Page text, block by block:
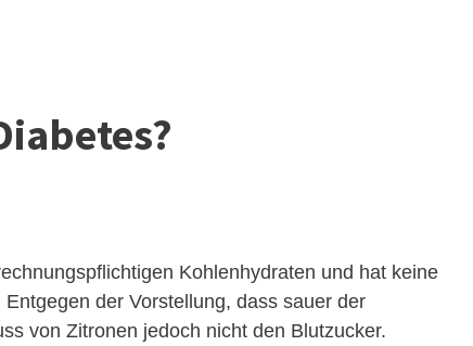
Kohlenhydraten und hat keine
der Vorstellung, dass sauer der
von Zitronen jedoch nicht den Blutzucker.